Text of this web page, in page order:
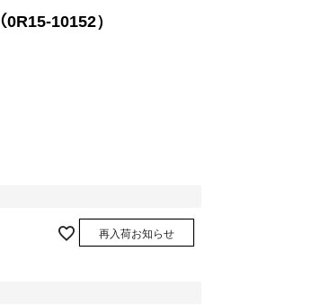
0R15-10152）
再入荷お知らせ